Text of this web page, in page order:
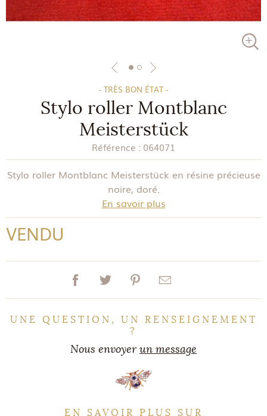
- TRÈS BON ÉTAT -
Stylo roller Montblanc
Meisterstück
Référence : 064071
Stylo roller Montblanc Meisterstück en résine précieuse
noire, doré.
En savoir plus
VENDU
UNE QUESTION, UN RENSEIGNEMENT
?
Nous envoyerun message
EN SAVOIR PLUS SUR